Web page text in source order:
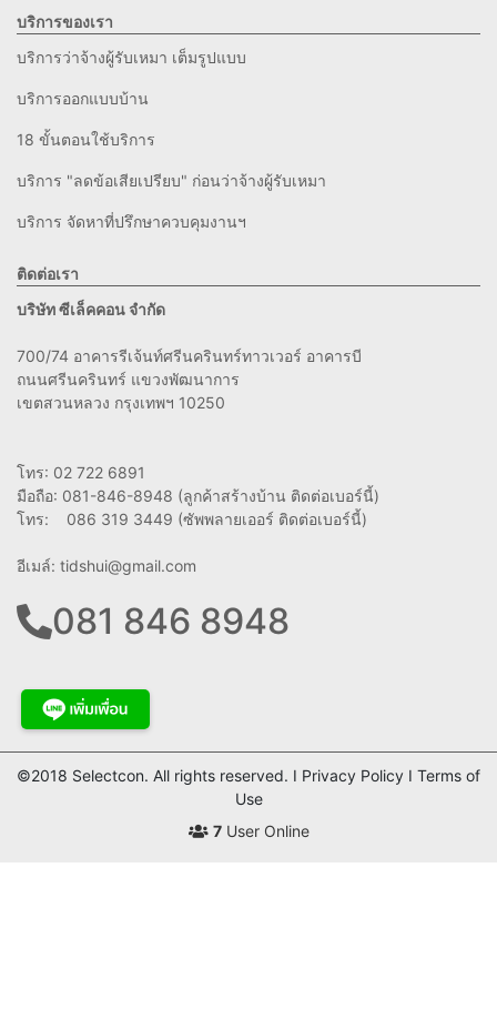
บริการของเรา
บริการว่าจ้างผู้รับเหมา เต็มรูปแบบ
บริการออกแบบบ้าน
18 ขั้นตอนใช้บริการ
บริการ "ลดข้อเสียเปรียบ" ก่อนว่าจ้างผู้รับเหมา
บริการ จัดหาที่ปรึกษาควบคุมงานฯ
ติดต่อเรา
บริษัท ซีเล็คคอน จำกัด
700/74 อาคารรีเจ้นท์ศรีนครินทร์ทาวเวอร์ อาคารบี
ถนนศรีนครินทร์ แขวงพัฒนาการ
เขตสวนหลวง กรุงเทพฯ 10250
โทร: 02 722 6891
มือถือ: 081-846-8948 (ลูกค้าสร้างบ้าน ติดต่อเบอร์นี้)
โทร: 086 319 3449 (ซัพพลายเออร์ ติดต่อเบอร์นี้)
อีเมล์: tidshui@gmail.com
081 846 8948
©2018 Selectcon. All rights reserved. I Privacy Policy I Terms of
Use
7User Online